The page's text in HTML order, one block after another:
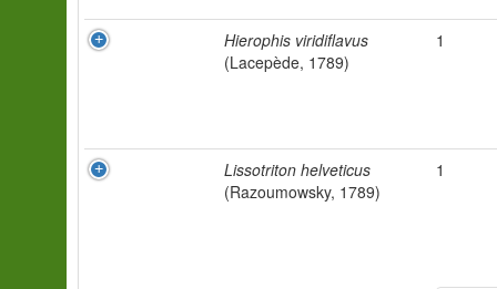
Hierophis viridiflavus
(Lacepède, 1789)
1
Lissotriton helveticus
(Razoumowsky, 1789)
1